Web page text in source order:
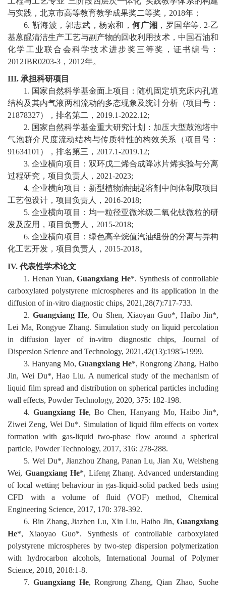
与实践，北京市高等教育教学成果奖二等奖， 2018年 ；
6. 靳海波 ， 郭志武 ，杨索和 ，何广湘 ， 罗国华等. 2-乙
基蒽醌清洁生产工艺与副产物的回收利用技术， 中国石油和
化学工业联合会科学技术进步奖 三等奖， 证书编号：
201 2JBR0203-3 ， 2012年。
III. 承担科研项目
1 . 国家自然科学基金面上项目 ： 随机固定填充床内孔道
结构及其内气液两相流动的多态现象及统计分析（项目号：
21878327） ， 排名第二， 2019.1-2022.12;
2. 国家自然科学基金重大研究计划 ： 加压大型鼓泡塔中
气泡群介尺度流动结构与传质特性的构效关系（项目号：
91634101 ），排名第三 ， 2017.1-2019.12;
3.企业横向项目： 双环戊二烯合成降冰片烯实验与分离
过程研究 ，项目负责人， 2021-2023;
4.企业横向项目：新型植物油抽提溶剂中间体制取项目
工艺包设计，项目负责人， 2016-2018;
5.企业横向项目：均一粒径亚微米级二氧化钛微粒的研
发及应用，项目负责人， 201 5-2018;
6.企业横向项目：绿色高辛烷值汽油组份的分离与异构
化工艺开发，项目负责人， 2015-2018。
IV. 代表性学术论文
1 . Henan Yuan, Guangxiang He*. Synthesis of controllable
carboxylated polystyrene microspheres and its application in the
diffusion of in-vitro diagnostic chips, 2021,28(7):717-733.
2.Guangxiang He, Ou Shen, Xiaoyan Guo*, Haibo Jin*,
Lei Ma, Rongyue Zhang. Simulation study on liquid percolation
in diffusion layer of in-vitro diagnostic chips, Journal of
Dispersion Science and Technology, 2021,42(13):1985-1999.
3. Hanyang Mo, Guangxiang He*, Rongrong Zhang, Haibo
Jin, Wei Du*, Hao Liu. A numerical study of the mechanism of
liquid film spread and distribution on spherical particles including
wall effects, Powder Technology, 2020, 375: 182-198.
4. Guangxiang He, Bo Chen, Hanyang Mo, Haibo Jin*,
Ziwei Zeng, Wei Du*. Simulation of liquid film effects on vortex
formation with gas-liquid two-phase flow around a spherical
particle, Powder Technology, 2017, 316: 278-288.
5. Wei Du*, Jianzhou Zhang, Panan Lu, Jian Xu, Weisheng
Wei, Guangxiang He*, Lifeng Zhang. Advancedunderstanding
of local wetting behaviour in gas-liquid-solid packed beds using
CFD with a volume of fluid (VOF) method, Chemical
Engineering Science, 2017, 170: 378-392.
6. Bin Zhang, Jiazhen Lu, Xin Liu, Haibo Jin, Guangxiang
He*, Xiaoyao Guo*. Synthesis ofcontrollablecarboxylated
polystyrene microspheres bytwo-stepdispersionpolymerization
with hydrocarbon alcohols, International Journal of Polymer
Science, 2018, 2018:1-8.
7.Guangxiang He, Rongrong Zhang, Qian Zhao, Suohe